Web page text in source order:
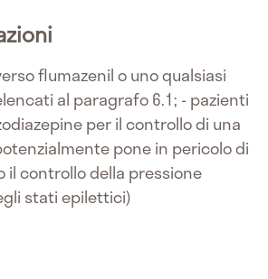
flumazenil o uno qualsiasi
al paragrafo 6.1; - pazienti
per il controllo di una
pone in pericolo di
il controllo della pressione
stati epilettici)